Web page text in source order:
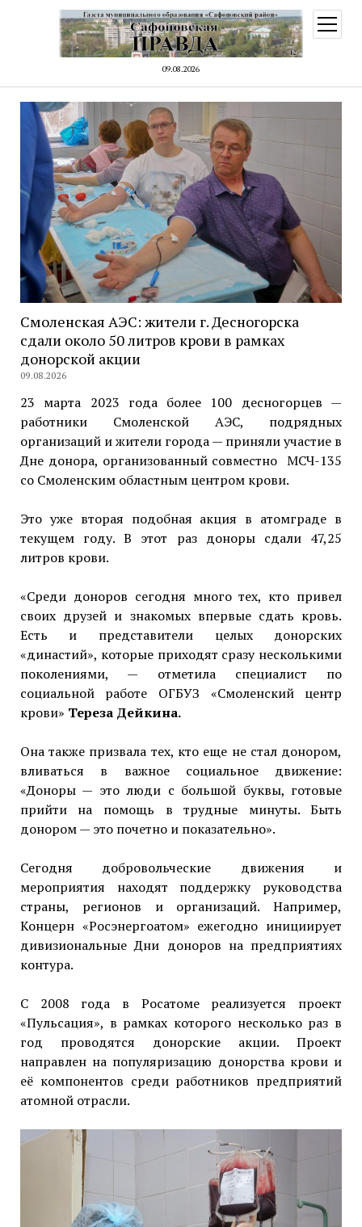
09.08.2026
меню
Смоленская АЭС: жители г. Десногорска
сдали около 50 литров крови в рамках
донорской акции
09.08.2026
23 марта 2023 года более 100 десногорцев —
работники Смоленской АЭС, подрядных
организаций и жители города — приняли участие в
Дне донора, организованный совместно МСЧ-135
со Смоленским областным центром крови.
Это уже вторая подобная акция в атомграде в
текущем году. В этот раз доноры сдали 47,25
литров крови.
«Среди доноров сегодня много тех, кто привел
своих друзей и знакомых впервые сдать кровь.
Есть и представители целых донорских
«династий», которые приходят сразу несколькими
поколениями, — отметила специалист по
социальной работе ОГБУЗ «Смоленский центр
крови» Тереза Дейкина.
Она также призвала тех, кто еще не стал донором,
вливаться в важное социальное движение:
«Доноры — это люди с большой буквы, готовые
прийти на помощь в трудные минуты. Быть
донором — это почетно и показательно».
Сегодня добровольческие движения и
мероприятия находят поддержку руководства
страны, регионов и организаций. Например,
Концерн «Росэнергоатом» ежегодно инициирует
дивизиональные Дни доноров на предприятиях
контура.
С 2008 года в Росатоме реализуется проект
«Пульсация», в рамках которого несколько раз в
год проводятся донорские акции. Проект
направлен на популяризацию донорства крови и
её компонентов среди работников предприятий
атомной отрасли.